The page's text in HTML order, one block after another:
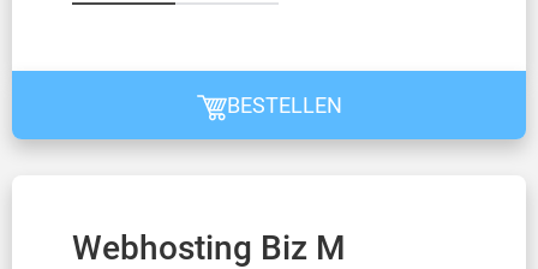
BESTELLEN
Webhosting Biz M